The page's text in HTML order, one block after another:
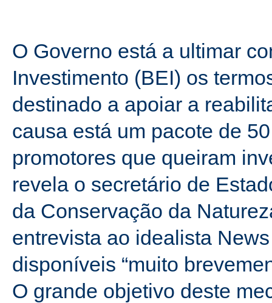
O Governo está a ultimar
Investimento (BEI) os
destinado a apoiar a
causa está um pacote de
promotores que queiram
revela o secretário de
da Conservação da
entrevista ao idealista
disponíveis “muito
O grande objetivo deste